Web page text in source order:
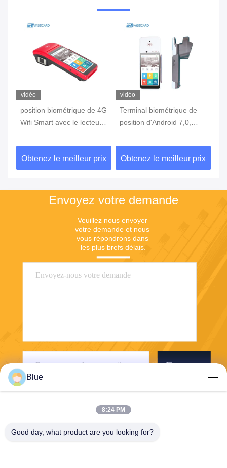
vidéo
position biométrique de 4G
Wifi Smart avec le lecteur
Touch Screen
Obtenez le meilleur prix
vidéo
Terminal biométrique de
position d'Android 7,0,
position avec l'imprimante
Built In Battery
Obtenez le meilleur prix
Envoyez votre demande
Veuillez nous envoyer
votre demande et nous
vous répondrons dans
les plus brefs délais.
Envoyer
Blue
8:24 PM
Good day, what product are you looking for?